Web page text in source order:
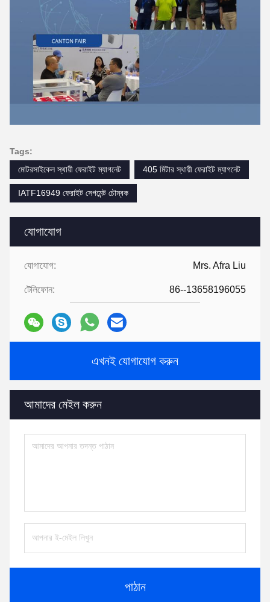
যোগাযোগ
যোগাযোগ: Mrs. Afra Liu
টেলিফোন: 86--13658196055
এখনই যোগাযোগ করুন
আমাদের মেইল ​​করুন
পাঠান
Tags:
মোটরসাইকেল স্থায়ী ফেরাইট ম্যাগনেট
405 মিটার স্থায়ী ফেরাইট ম্যাগনেট
IATF16949 ফেরাইট সেগমেন্ট চৌম্বক